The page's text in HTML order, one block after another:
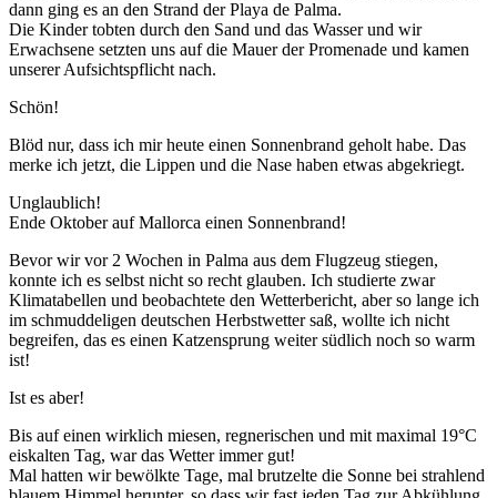
dann ging es an den Strand der Playa de Palma.
Die Kinder tobten durch den Sand und das Wasser und wir
Erwachsene setzten uns auf die Mauer der Promenade und kamen
unserer Aufsichtspflicht nach.
Schön!
Blöd nur, dass ich mir heute einen Sonnenbrand geholt habe. Das
merke ich jetzt, die Lippen und die Nase haben etwas abgekriegt.
Unglaublich!
Ende Oktober auf Mallorca einen Sonnenbrand!
Bevor wir vor 2 Wochen in Palma aus dem Flugzeug stiegen,
konnte ich es selbst nicht so recht glauben. Ich studierte zwar
Klimatabellen und beobachtete den Wetterbericht, aber so lange ich
im schmuddeligen deutschen Herbstwetter saß, wollte ich nicht
begreifen, das es einen Katzensprung weiter südlich noch so warm
ist!
Ist es aber!
Bis auf einen wirklich miesen, regnerischen und mit maximal 19°C
eiskalten Tag, war das Wetter immer gut!
Mal hatten wir bewölkte Tage, mal brutzelte die Sonne bei strahlend